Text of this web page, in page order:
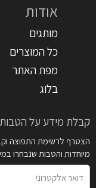
אודות
מותגים
כל המוצרים
מפת האתר
בלוג
קבלת מידע על
הצטרף לרשימת התפוצה
מיוחדות והטבות שנבחרו
אלקטרוני